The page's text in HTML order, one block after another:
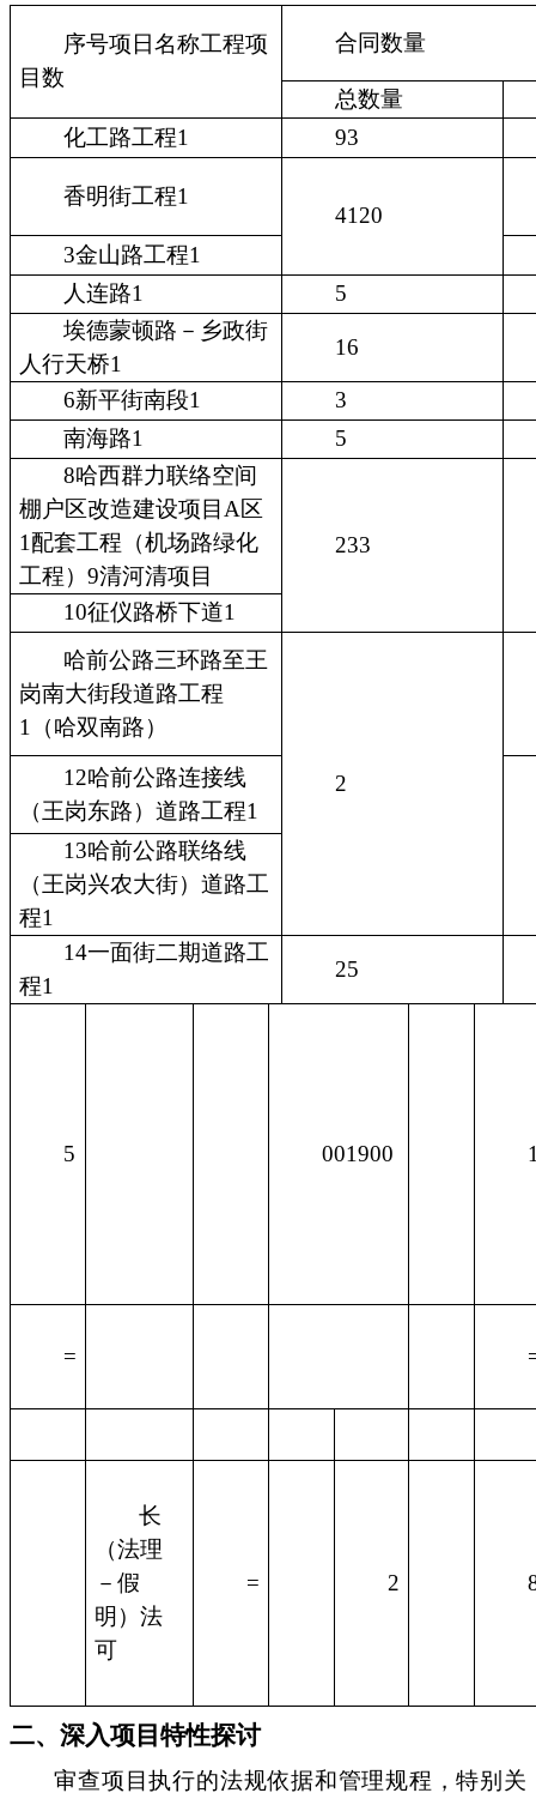
序号项日名称工程项
目数
合同数量
总数量
化工路工程1
93
香明街工程1
4120
3金山路工程1
人连路1
5
埃德蒙顿路－乡政街
人行天桥1
16
6新平街南段1
3
南海路1
5
8哈西群力联络空间
棚户区改造建设项目A区
1配套工程（机场路绿化
工程）9清河清项目
233
10征仪路桥下道1
哈前公路三环路至王
岗南大街段道路工程
1（哈双南路）
2
12哈前公路连接线
（王岗东路）道路工程1
13哈前公路联络线
（王岗兴农大街）道路工
程1
14一面街二期道路工
程1
25
5 001900
=
长
（法理
－假
明）法
可
= 2
二、深入项目特性探讨
审查项目执行的法规依据和管理规程，特别关